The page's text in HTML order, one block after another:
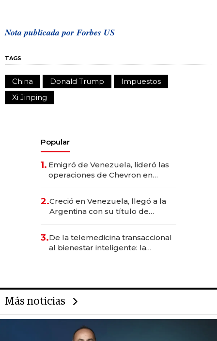
Nota publicada por Forbes US
TAGS
China Donald Trump
Impuestos
Xi Jinping
Popular
1. Emigró de Venezuela, lideró las
operaciones de Chevron en
2.Creció en Venezuela, llegó a la
Argentina con su título de
las marcas "fast premium"
3.De la telemedicina transaccional
al bienestar inteligente: la
Más noticias